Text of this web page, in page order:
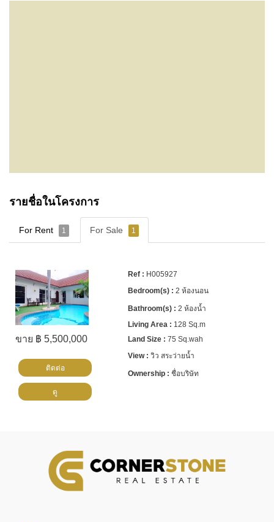
รายชื่อในโครงการ
For Rent 1 For Sale 1
ขาย ฿ 5,500,000
H005927
2 ห้องนอน
2 ห้องน้ำ
128 Sq.m
75 Sq.wah
วิว สระว่ายน้ำ
ชื่อบริษัท
ติดต่อ
ดู